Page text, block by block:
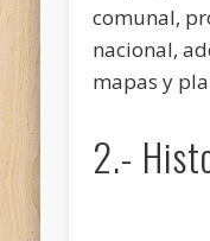
comunal,
nacional,
mapas y
2.-